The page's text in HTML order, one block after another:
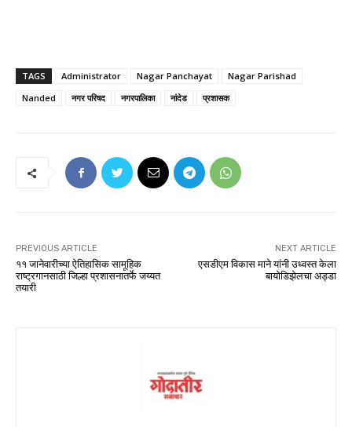
TAGS Administrator Nagar Panchayat
Nagar Parishad
Nanded
नगर परिषद नगरपालिका नांदेड प्रशासक
PREVIOUS ARTICLE
११ जानेवारीच्या ऐतिहासिक सामूहिक
राष्ट्रगानसाठी जिल्हा प्रशासनातर्फे जय्यत
तयारी
NEXT ARTICLE
एसडीएम विकास माने यांनी उध्वस्त केला
बायोडिझेलचा अड्डा